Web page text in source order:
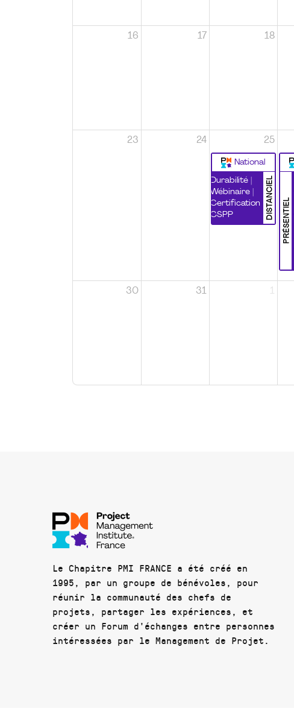
16 17 18
23 24 25
National
DISTANCIEL
Durabilité |
Wébinaire |
Certification
CSPP
PRÉSENTIEL
30 31 1
Le Chapitre PMI FRANCE a été créé en
1995, par un groupe de bénévoles, pour
réunir la communauté des chefs de
projets, partager les expériences, et
créer un Forum d'échanges entre personnes
intéressées par le Management de Projet.